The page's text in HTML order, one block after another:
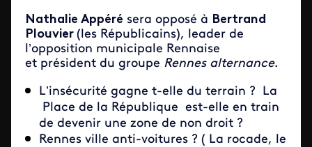
Nathalie Appéré sera opposé à Bertrand
Plouvier (les Républicains), leader de
l’opposition municipale Rennaise
et président du groupe Rennes alternance.
L’insécurité gagne t-elle du terrain ? La
Place de la République est-elle en train
de devenir une zone de non droit ?
Rennes ville anti-voitures ? ( La rocade, le